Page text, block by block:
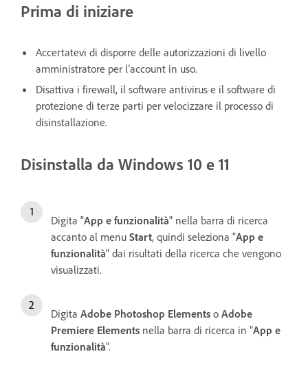
Prima di iniziare
Accertatevi di disporre delle autorizzazioni di livello
amministratore per l’account in uso.
Disattiva i firewall, il software antivirus e il software di
protezione di terze parti per velocizzare il processo di
disinstallazione.
Disinstalla da Windows 10 e 11
Digita "App e funzionalità" nella barra di ricerca
accanto al menu Start, quindi seleziona "App e
funzionalità" dai risultati della ricerca che vengono
visualizzati.
Digita Adobe Photoshop Elements o Adobe
Premiere Elements nella barra di ricerca in "App e
funzionalità".